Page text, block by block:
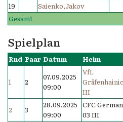
19
Saienko,Jakov
Gesamt
Spielplan
Rnd Paar Datum Heim
1 2
07.09.2025
09:00
VfL
III
2 3
28.09.2025
09:00
CFC
03 III